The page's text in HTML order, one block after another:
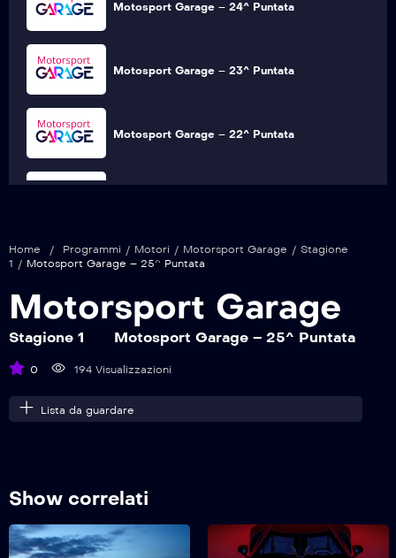
Motosport Garage – 24^ Puntata
Motosport Garage – 23^ Puntata
Motosport Garage – 22^ Puntata
Motosport Garage – 20^ Puntata
Motosport Garage – 19^ Puntata
Home / Programmi / Motori / Motorsport Garage / Stagione
1 / Motosport Garage – 25^ Puntata
Motorsport Garage
Stagione 1 Motosport Garage – 25^ Puntata
0 194 Visualizzazioni
Lista da guardare
Show correlati